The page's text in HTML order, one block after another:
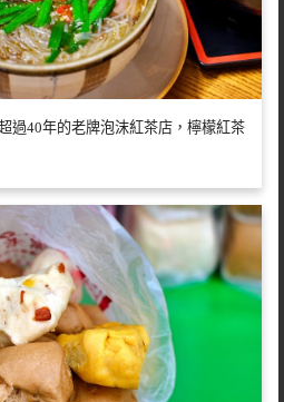
過40年的老牌泡沫紅茶店，檸檬紅茶